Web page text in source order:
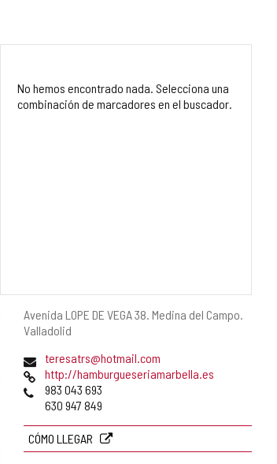
Dirección
postal
Avenida LOPE DE VEGA 38. Medina del Campo.
Valladolid
Dirección
de
correo
electrónico
teresatrs@hotmail.com
Página
Web
http://hamburgueseriamarbella.es
Teléfonos
983 043 693
630 947 849
CÓMO LLEGAR
No hemos encontrado nada. Selecciona una
combinación de marcadores en el buscador.